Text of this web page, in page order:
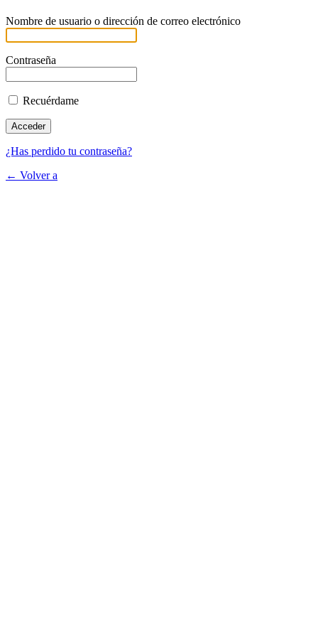
Nombre de usuario o dirección de correo electrónico
Contraseña
Recuérdame
¿Has perdido tu contraseña?
← Volver a